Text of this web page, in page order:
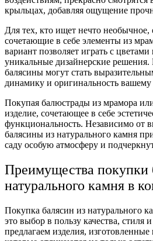
крыльцах, добавляя ощущение
Для тех, кто ищет нечто
сочетающие в себе элементы из
вариант позволяет играть с цветами
уникальные дизайнерские
балясины могут стать
динамику и оригинальность вашему
Покупая балюстрады из мрамора
изделие, сочетающее в себе
функциональность. Независимо от
балясины из натурального камня
саду особую атмосферу и
Преимущества покупки
натурального камня в
Покупка балясин из
это выбор в пользу качества,
предлагаем изделия,